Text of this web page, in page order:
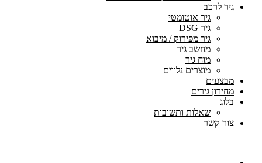
גיר לרכב
גיר אוטומטי
גיר DSG
גיר מפירוק / מיבוא
מחשב גיר
מוח גיר
מוצרים נלווים
מבצעים
מחירון גירים
בלוג
שאלות ותשובות
צור קשר